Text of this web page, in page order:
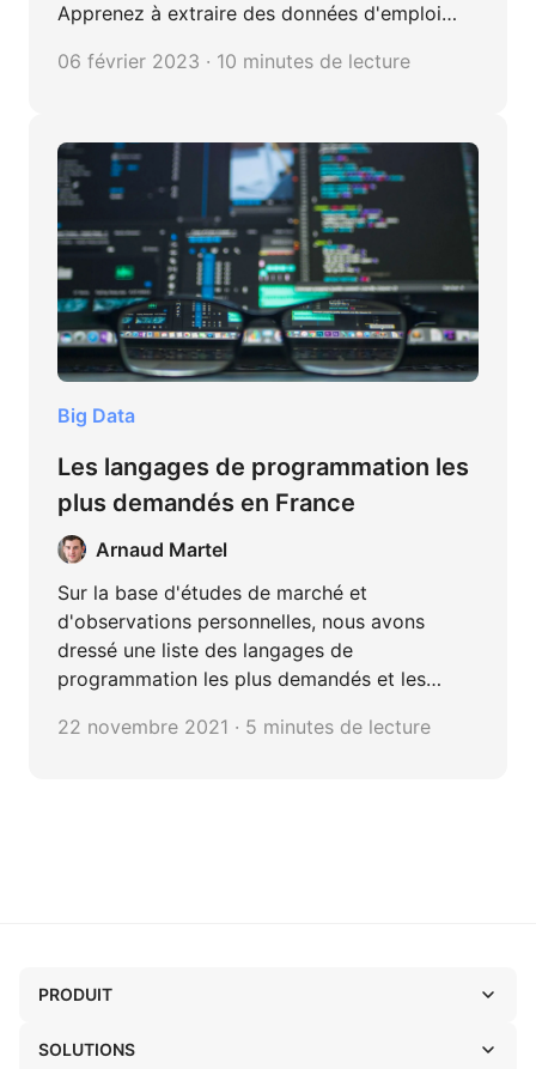
Apprenez à extraire des données d'emploi
scraping Web étape par étape.
06 février 2023 · 10 minutes de lecture
Big Data
Les langages de programmation les
plus demandés en France
Arnaud Martel
Sur la base d'études de marché et
d'observations personnelles, nous avons
dressé une liste des langages de
programmation les plus demandés et les
22 novembre 2021 · 5 minutes de lecture
PRODUIT
SOLUTIONS